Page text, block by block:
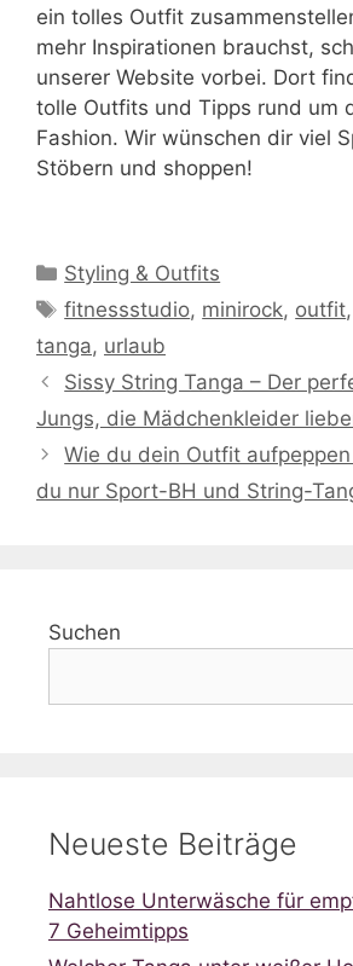
ein tolles Outfit
mehr Inspirationen brauchst,
unserer Website vorbei. Dort
tolle Outfits und Tipps rund um
Fashion. Wir wünschen dir viel
Stöbern und shoppen!
Kategorien
Styling & Outfits
Schlagwörter
fitnessstudio, minirock, outfit,
tanga, urlaub
Sissy String Tanga – Der
Jungs, die Mädchenkleider
Wie du dein Outfit
du nur Sport-BH und String-
Suchen
Neueste Beiträge
Nahtlose Unterwäsche für
7 Geheimtipps